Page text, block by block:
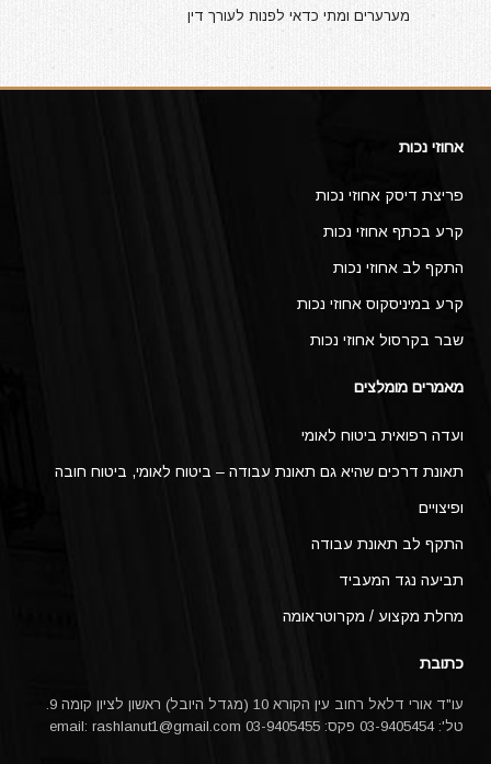
מערערים ומתי כדאי לפנות לעורך דין
אחוזי נכות
פריצת דיסק אחוזי נכות
קרע בכתף אחוזי נכות
התקף לב אחוזי נכות
קרע במיניסקוס אחוזי נכות
שבר בקרסול אחוזי נכות
מאמרים מומלצים
ועדה רפואית ביטוח לאומי
תאונת דרכים שהיא גם תאונת עבודה – ביטוח לאומי, ביטוח חובה
ופיצויים
התקף לב תאונת עבודה
תביעה נגד המעביד
מחלת מקצוע / מקרוטראומה
כתובת
טל': 03-9405454 פקס: 03-9405455 email:
rashlanut1@gmail.com